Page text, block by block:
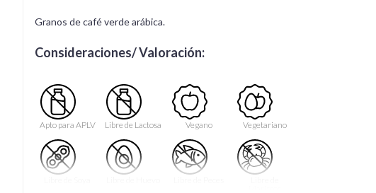
Granos de café verde arábica.
Consideraciones/ Valoración:
Apto para APLV Libre de Lactosa Vegano Vegetariano